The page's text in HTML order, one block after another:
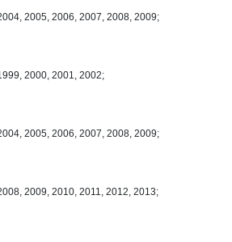
2005, 2006, 2007, 2008, 2009;
2000, 2001, 2002;
2005, 2006, 2007, 2008, 2009;
2009, 2010, 2011, 2012, 2013;